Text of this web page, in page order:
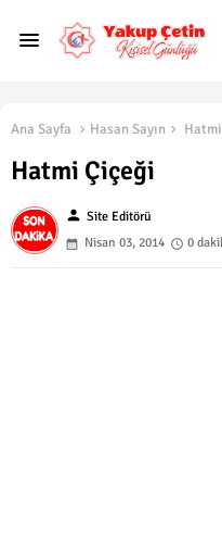
Ana Sayfa Hasan Sayın
Hatmi Çiçeği
person Site Editörü
Nisan 03, 2014
0